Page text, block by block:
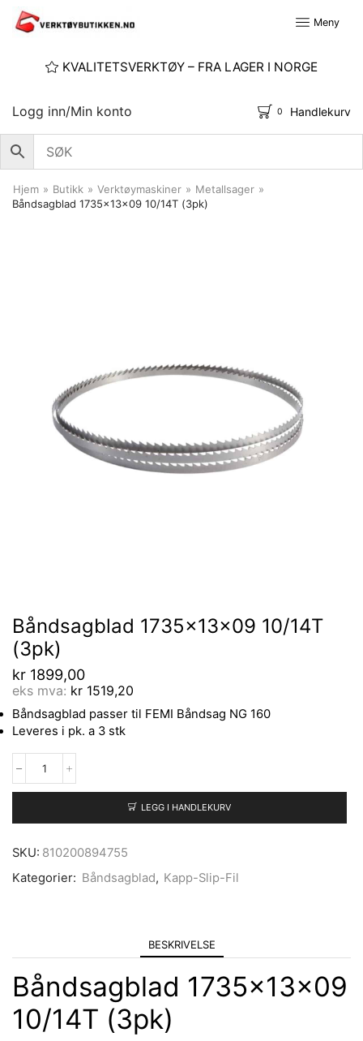
Meny
KVALITETSVERKTØY – FRA LAGER I NORGE
Logg inn/Min konto 0 Handlekurv
Hjem » Butikk » Verktøymaskiner » Metallsager »
Båndsagblad 1735x13x09 10/14T (3pk)
Båndsagblad 1735x13x09 10/14T
(3pk)
kr 1899,00
eks mva: kr 1519,20
Båndsagblad passer til FEMI Båndsag NG 160
Leveres i pk. a 3 stk
LEGG I HANDLEKURV
SKU: 810200894755
Kategorier: Båndsagblad, Kapp-Slip-Fil
BESKRIVELSE
Båndsagblad 1735x13x09
10/14T (3pk)